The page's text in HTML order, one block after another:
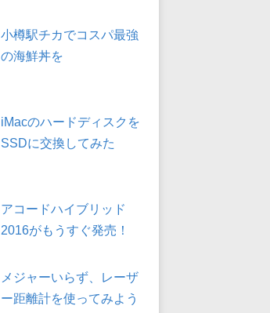
小樽駅チカでコスパ最強
の海鮮丼を
iMacのハードディスクを
SSDに交換してみた
アコードハイブリッド
2016がもうすぐ発売！
メジャーいらず、レーザ
ー距離計を使ってみよう